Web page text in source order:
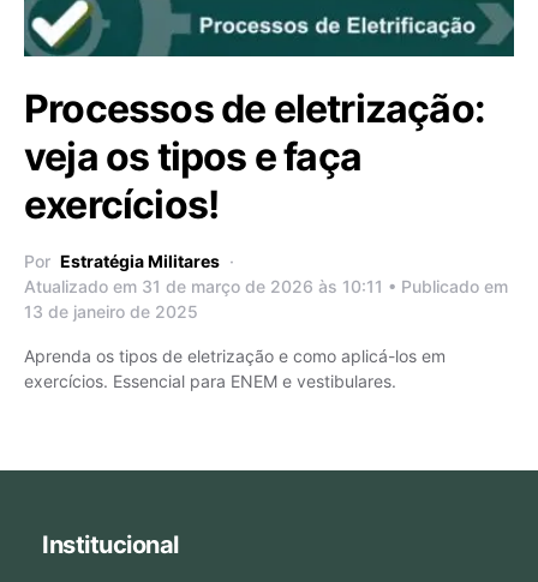
Processos de eletrização:
veja os tipos e faça
exercícios!
Por Estratégia Militares
Atualizado em 31 de março de 2026 às 10:11 • Publicado em
13 de janeiro de 2025
Aprenda os tipos de eletrização e como aplicá-los em
exercícios. Essencial para ENEM e vestibulares.
Institucional